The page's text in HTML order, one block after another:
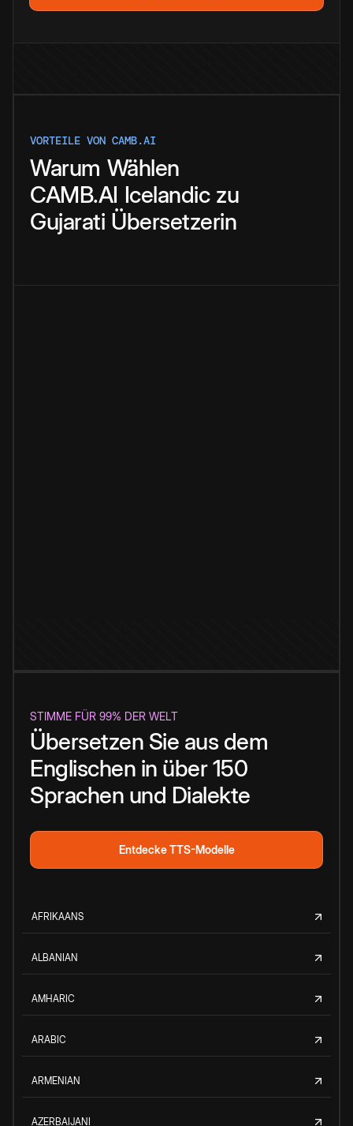
VORTEILE VON CAMB.AI
Warum Wählen
CAMB.AI Icelandic zu
Gujarati Übersetzerin
STIMME FÜR 99% DER WELT
Übersetzen Sie aus dem
Englischen in über 150
Sprachen und Dialekte
Entdecke TTS-Modelle
AFRIKAANS
ALBANIAN
AMHARIC
ARABIC
ARMENIAN
AZERBAIJANI